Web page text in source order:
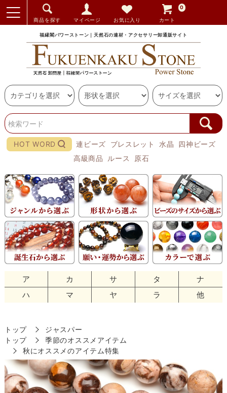
商品を探す マイページ お気に入り カート
0
福縁閣パワーストーン｜天然石の連材・アクセサリー卸通販サイト
HOT WORD 連ビーズ ブレスレット 水晶
四神ビーズ
高級商品
ルース 原石
ア カ サ タ
ナ
ハ
マ ヤ ラ 他
トップ
ジャスパー
トップ
季節のオススメアイテム
秋にオススメのアイテム特集